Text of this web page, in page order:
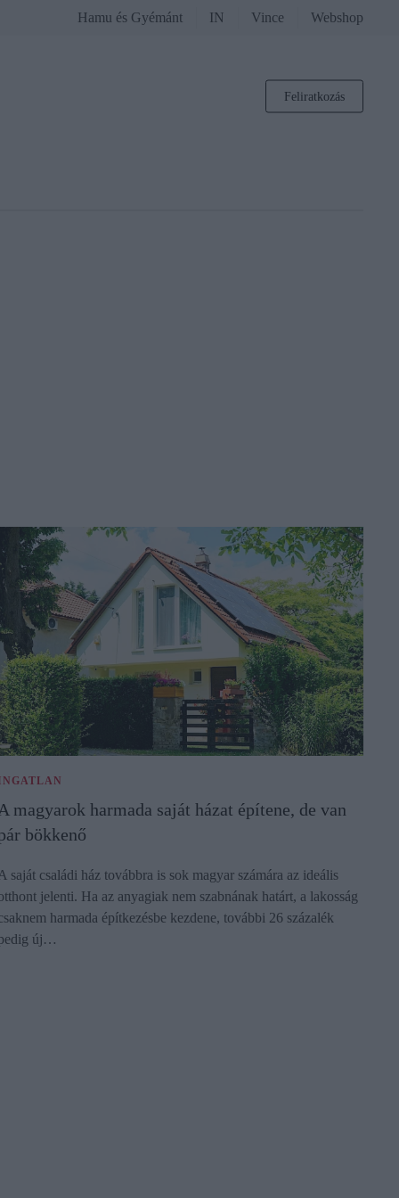
Hamu és Gyémánt IN Vince Webshop
Feliratkozás
INGATLAN
A magyarok harmada saját házat építene, de van
bökkenő
A saját családi ház továbbra is sok magyar számára az ideális
jelenti. Ha az anyagiak nem szabnának határt, a lakosság
harmada építkezésbe kezdene, további 26 százalék
új…